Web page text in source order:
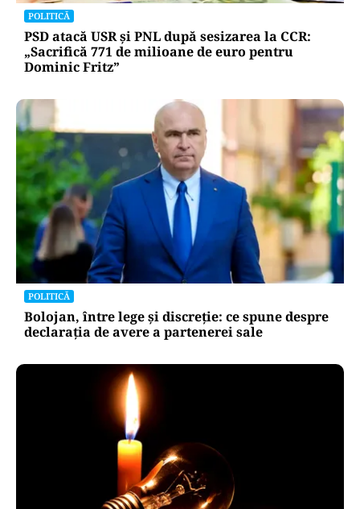
POLITICĂ
PSD atacă USR și PNL după sesizarea la CCR:
„Sacrifică 771 de milioane de euro pentru
Dominic Fritz”
POLITICĂ
Bolojan, între lege și discreție: ce spune despre
declarația de avere a partenerei sale